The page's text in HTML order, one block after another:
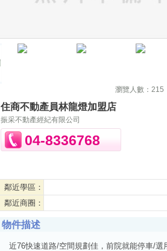
瀏覽人數： 215
住商不動產員林龍燈加盟店
振采不動產經紀有限公司
04-8336768
鄰近學區：
鄰近商圈：
物件描述
近76快速道路/空間規劃佳，前院就能停車/選